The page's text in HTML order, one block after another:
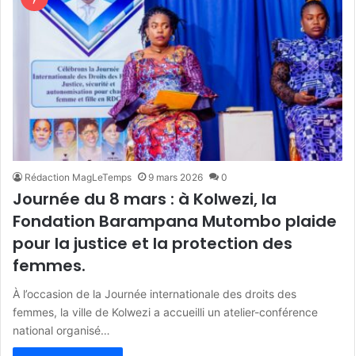
Rédaction MagLeTemps 9 mars 2026 0
Journée du 8 mars : à Kolwezi, la
Fondation Barampana Mutombo plaide
pour la justice et la protection des
femmes.
À l’occasion de la Journée internationale des droits des
femmes, la ville de Kolwezi a accueilli un atelier-conférence
national organisé…